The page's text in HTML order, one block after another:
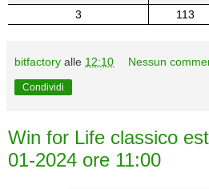
3
113
bitfactory alle 12:10 Nessun
Condividi
Win for Life classico
01-2024 ore 11:00